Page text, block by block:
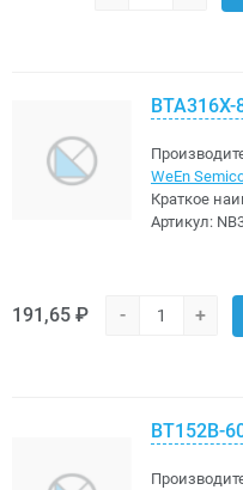
WeEn
Краткое
Артикул:
191,65 ₽ - +
BT152B-